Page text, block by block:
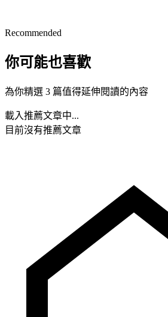
Recommended
你可能也喜歡
為你精選 3 篇值得延伸閱讀的內容
載入推薦文章中...
目前沒有推薦文章